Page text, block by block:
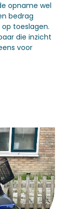
opname wel
bedrag
toeslagen.
die inzicht
voor